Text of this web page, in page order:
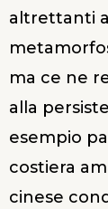
altrettanti
ma ce ne
alla
esempio
costiera
cinese